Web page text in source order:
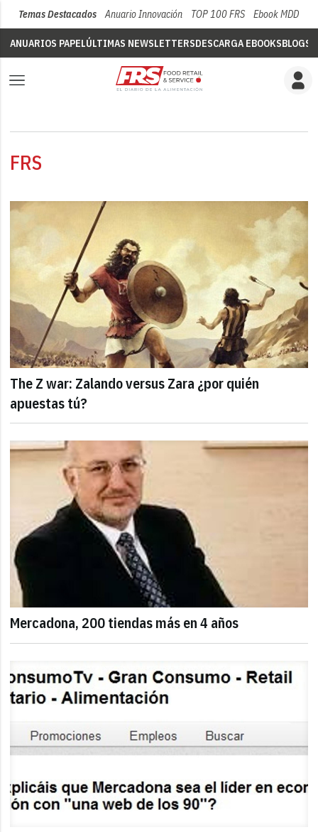
Temas Destacados Anuario Innovación TOP 100 FRS Ebook MDD
ANUARIOS PAPELÚLTIMAS NEWSLETTERSDESCARGA EBOOKSBLOGS
FRS
The Z war: Zalando versus Zara ¿por quién
apuestas tú?
Mercadona, 200 tiendas más en 4 años